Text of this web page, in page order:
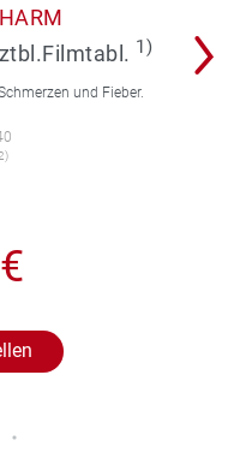
1)
und Fieber.